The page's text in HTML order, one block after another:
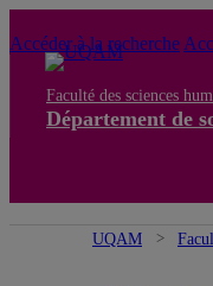
Accéder à la recherche
Faculté des sciences
Département de
UQAM